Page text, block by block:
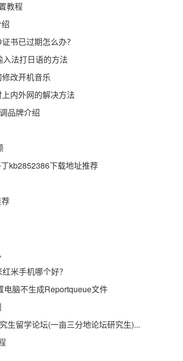
教程
书已过期怎么办？
法打日语的方法
改开机音乐
内外网的解决方法
品牌介绍
kb2852386下载地址推荐
米手机哪个好？
脑不生成Reportqueue文件
生留学论坛(一亩三分地论坛研究生)...